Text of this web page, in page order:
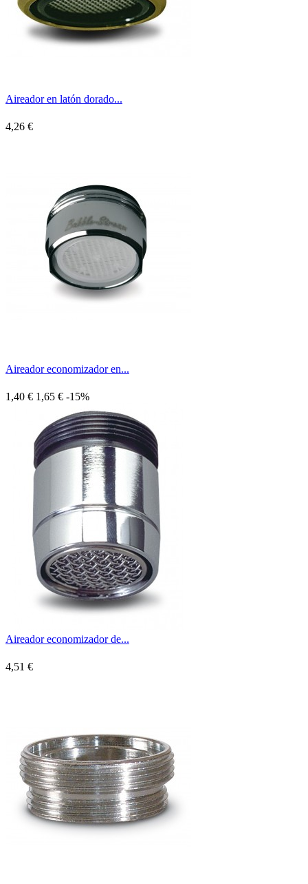
Aireador en latón dorado...
4,26 €
Aireador economizador en...
1,40 € 1,65 € -15%
Aireador economizador de...
4,51 €